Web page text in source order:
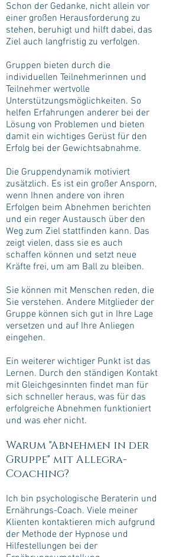
Schon der Gedanke, nicht allein vor
einer großen Herausforderung zu
stehen, beruhigt und hilft dabei, das
Ziel auch langfristig zu verfolgen.
Gruppen bieten durch die
individuellen Teilnehmerinnen und
Teilnehmer wertvolle
Unterstützungsmöglichkeiten. So
helfen Erfahrungen anderer bei der
Lösung von Problemen und bieten
damit ein wichtiges Gerüst für den
Erfolg bei der Gewichtsabnahme.
Die Gruppendynamik motiviert
zusätzlich. Es ist ein großer Ansporn,
wenn Ihnen andere von ihren
Erfolgen beim Abnehmen berichten
und ein reger Austausch über den
Weg zum Ziel stattfinden kann. Das
zeigt vielen, dass sie es auch
schaffen können und setzt neue
Kräfte frei, um am Ball zu bleiben.
Sie können mit Menschen reden, die
Sie verstehen. Andere Mitglieder der
Gruppe können sich gut in Ihre Lage
versetzen und auf Ihre Anliegen
eingehen.
Ein weiterer wichtiger Punkt ist das
Lernen. Durch den ständigen Kontakt
mit Gleichgesinnten findet man für
sich schneller heraus, was für das
erfolgreiche Abnehmen funktioniert
und was eher nicht.
Warum "Abnehmen in der
Gruppe" mit Allegra-
Coaching?
Ich bin psychologische Beraterin und
Ernährungs-Coach. Viele meiner
Klienten kontaktieren mich aufgrund
der Methode der Hypnose und
Hilfestellungen bei der